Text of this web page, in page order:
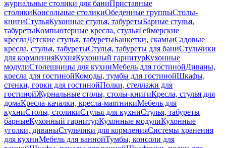
журнальные столики для баниПриставные
столикиКонсольные столикиОбеденные группыСтолы-
книгиСтульяКухонные стулья, табуретыБарные стулья,
табуретыКомпьютерные кресла, стульяГеймерские
креслаДетские стулья, табуретыБанкетки, скамьиСадовые
кресла, стулья, табуретыСтулья, табуреты для баниСтульчики
для кормленияКухняКухонный гарнитурКухонные
модулиСтолешницы для кухниМебель для гостинойДиваны,
кресла для гостинойКомоды, тумбы для гостинойШкафы,
стенки, горки для гостинойПолки, стеллажи для
гостинойЖурнальные столы, столы-книгиКресла, стулья для
домаКресла-качалки, кресла-маятникиМебель для
кухниСтолы, столикиСтулья для кухниСтулья, табуреты
барныеКухонный гарнитурКухонные модулиКухонные
уголки, диваныСтульчики для кормленияСистемы хранения
для кухниМебель для ваннойТумбы, консоли для